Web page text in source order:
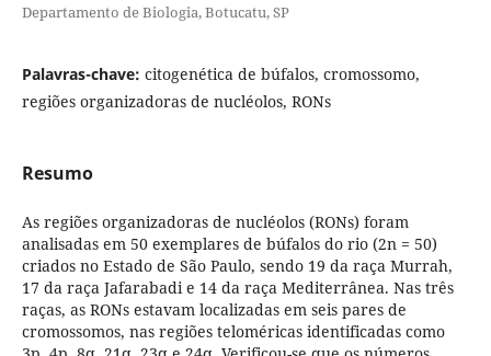
Departamento de Biologia, Botucatu, SP
Palavras-chave: citogenética de búfalos, cromossomo,
regiões organizadoras de nucléolos, RONs
Resumo
As regiões organizadoras de nucléolos (RONs) foram
analisadas em 50 exemplares de búfalos do rio (2n = 50)
criados no Estado de São Paulo, sendo 19 da raça Murrah,
17 da raça Jafarabadi e 14 da raça Mediterrânea. Nas três
raças, as RONs estavam localizadas em seis pares de
cromossomos, nas regiões teloméricas identificadas como